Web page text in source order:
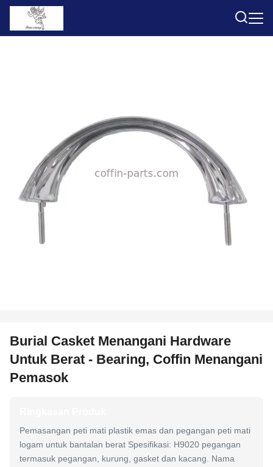
Burial Casket Menangani Hardware
Untuk Berat - Bearing, Coffin Menangani
Pemasok
Pemasangan peti mati plastik emas dan pegangan peti mati
logam untuk bantalan berat Spesifikasi: H9020 pegangan
termasuk pegangan, kurung, gasket dan kacang. Nama